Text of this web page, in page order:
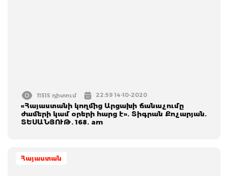
11515 դիտում 22:59 14-10-2020
«Հայաստանի կողմից Արցախի ճանաչումը
ժամերի կամ օրերի հարց է». Տիգրան Քոչարյան.
ՏԵՍԱՆՅՈՒԹ. 168. am
Հայաստան